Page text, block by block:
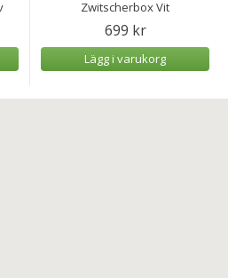
Zwitscherbox Vit
699 kr
Lägg i varukorg